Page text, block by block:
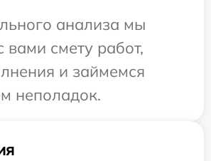
анализа мы
вами смету работ,
и займемся
неполадок.